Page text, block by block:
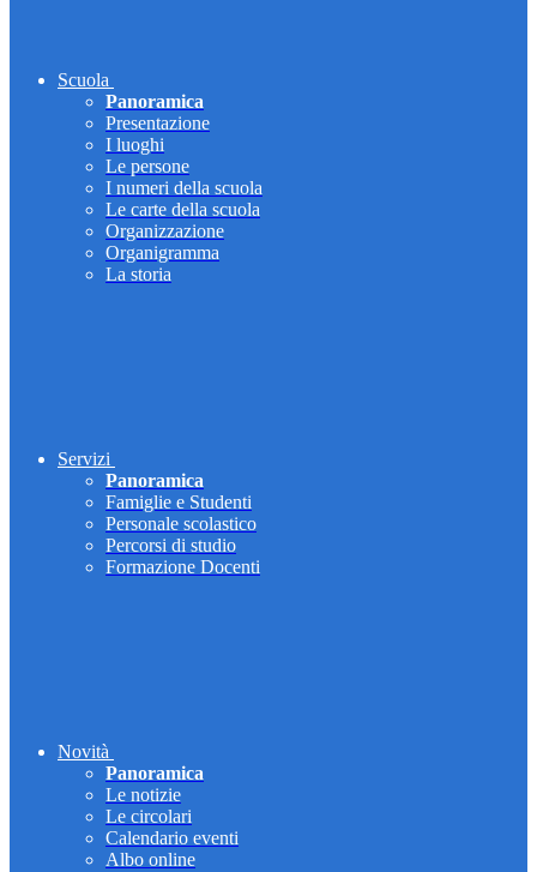
Scuola
Panoramica
Presentazione
I luoghi
Le persone
I numeri della scuola
Le carte della scuola
Organizzazione
Organigramma
La storia
Servizi
Panoramica
Famiglie e Studenti
Personale scolastico
Percorsi di studio
Formazione Docenti
Novità
Panoramica
Le notizie
Le circolari
Calendario eventi
Albo online